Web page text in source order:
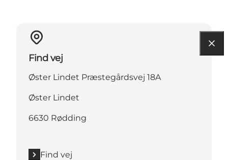
Find vej
Øster Lindet Præstegårdsvej 18A
Øster Lindet
6630 Rødding
Find vej